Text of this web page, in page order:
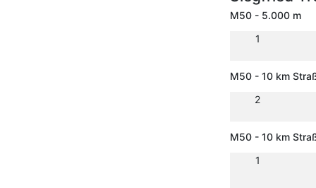
M50 - 5.000 m
1
M50 - 10 km
2
M50 - 10 km
1